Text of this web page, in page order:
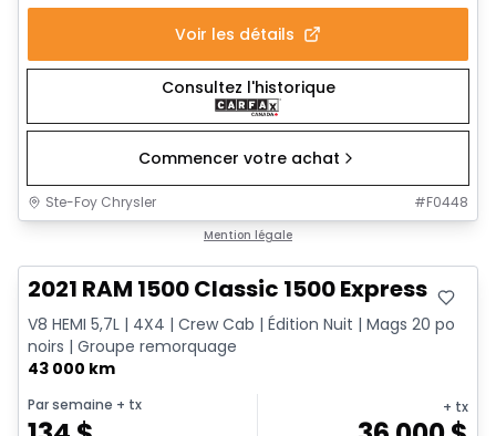
Voir les détails
Consultez l'historique
Commencer votre achat
Ste-Foy Chrysler #F0448
Mention légale
2021 RAM 1500 Classic 1500 Express
V8 HEMI 5,7L | 4X4 | Crew Cab | Édition Nuit | Mags 20 po
noirs | Groupe remorquage
43 000 km
Par semaine + tx + tx